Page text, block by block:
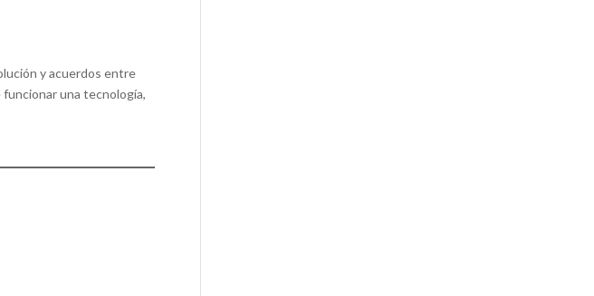
y acuerdos entre
una tecnología,